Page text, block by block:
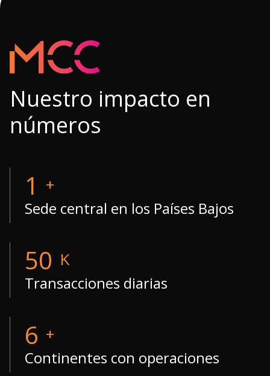
Nuestro impacto en
números
1 +
Sede central en los Países Bajos
50 K
Transacciones diarias
6 +
Continentes con operaciones